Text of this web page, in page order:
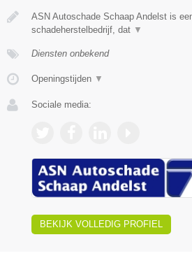
ASN Autoschade Schaap Andelst is
schadeherstelbedrijf, dat ▼
Diensten onbekend
Openingstijden ▼
Sociale media:
BEKIJK VOLLEDIG PROFIEL